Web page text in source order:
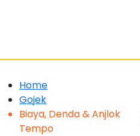
Home
Gojek
Biaya, Denda & Anjlok
Tempo